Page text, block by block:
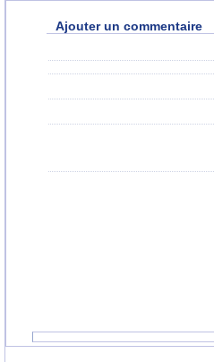
Ajouter un commentaire